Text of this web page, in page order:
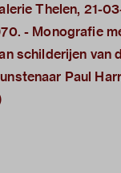
Thelen, 21-
- Monografie
schilderijen van
Paul